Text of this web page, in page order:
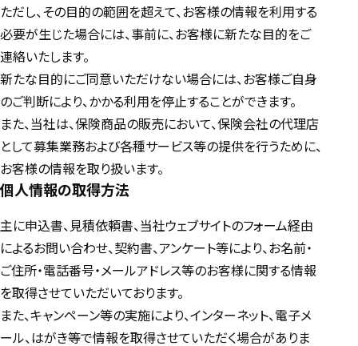
ただし、その目的の範囲を超えて、お客様の情報を利用する
必要が生じた場合には、事前に、お客様に新たな目的をご
連絡いたします。
新たな目的にご同意いただけない場合には、お客様ご自身
のご判断により、かかる利用を停止することができます。
また、当社は、保険商品の販売において、保険会社の代理店
として募集業務および各種サービス等の提供を行うために、
お客様の情報を取り扱います。
個人情報の取得方法
主に申込書、見積依頼書、当社ウェブサイトのフォーム経由
によるお問い合わせ、契約書、アンケート等により、お名前・
ご住所・電話番号・メールアドレス等のお客様に関する情報
を取得させていただいております。
また、キャンペーン等の実施により、インターネット、電子メ
ール、はがき等で情報を取得させていただく場合がありま